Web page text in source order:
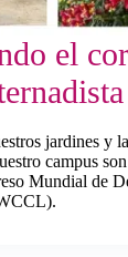
el
jardines y
campus
Mundial de